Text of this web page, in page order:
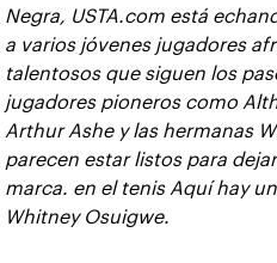
Negra, USTA.com está
a varios jóvenes jugadores
talentosos que siguen los
jugadores pioneros como
Arthur Ashe y las hermanas
parecen estar listos para
marca. en el tenis Aquí hay
Whitney Osuigwe.